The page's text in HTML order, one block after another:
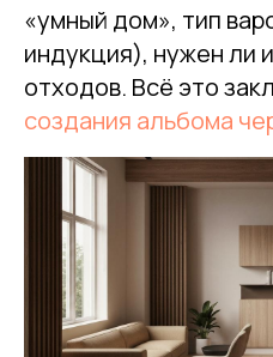
«умный дом», тип
индукция), нужен ли
отходов. Всё это
создания альбома